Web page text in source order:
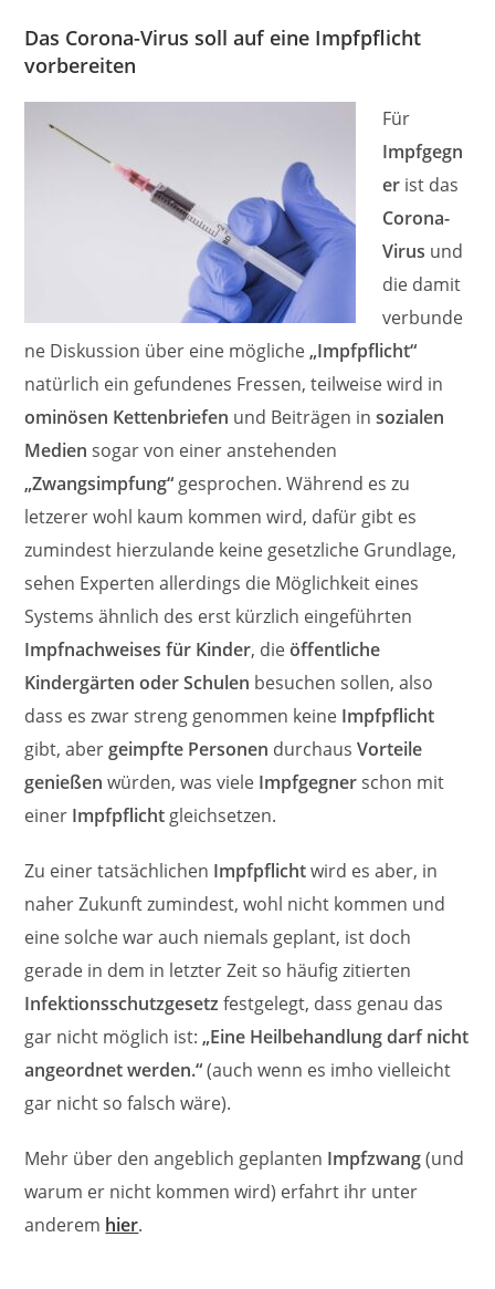
Das Corona-Virus soll auf eine Impfpflicht
vorbereiten
Für
Impfgegn
er ist das
Corona-
Virus und
die damit
verbunde
ne Diskussion über eine mögliche„Impfpflicht“
natürlich ein gefundenes Fressen, teilweise wird in
ominösen Kettenbriefen und Beiträgen insozialen
Medien sogar von einer anstehenden
„Zwangsimpfung“ gesprochen. Während es zu
letzerer wohl kaum kommen wird, dafür gibt es
zumindest hierzulande keine gesetzliche Grundlage,
sehen Experten allerdings die Möglichkeit eines
Systems ähnlich des erst kürzlich eingeführten
Impfnachweises für Kinder, dieöffentliche
Kindergärten oder Schulen besuchen sollen, also
dass es zwar streng genommen keine Impfpflicht
gibt, aber geimpfte Personen durchausVorteile
genießen würden, was viele Impfgegnerschon mit
einer Impfpflicht gleichsetzen.
Zu einer tatsächlichen Impfpflichtwird es aber, in
naher Zukunft zumindest, wohl nicht kommen und
eine solche war auch niemals geplant, ist doch
gerade in dem in letzter Zeit so häufig zitierten
Infektionsschutzgesetz festgelegt, dass genau das
gar nicht möglich ist:„Eine Heilbehandlung darf nicht
angeordnet werden.“(auch wenn es imho vielleicht
gar nicht so falsch wäre).
Mehr über den angeblich geplanten Impfzwang(und
warum er nicht kommen wird) erfahrt ihr unter
anderem hier.